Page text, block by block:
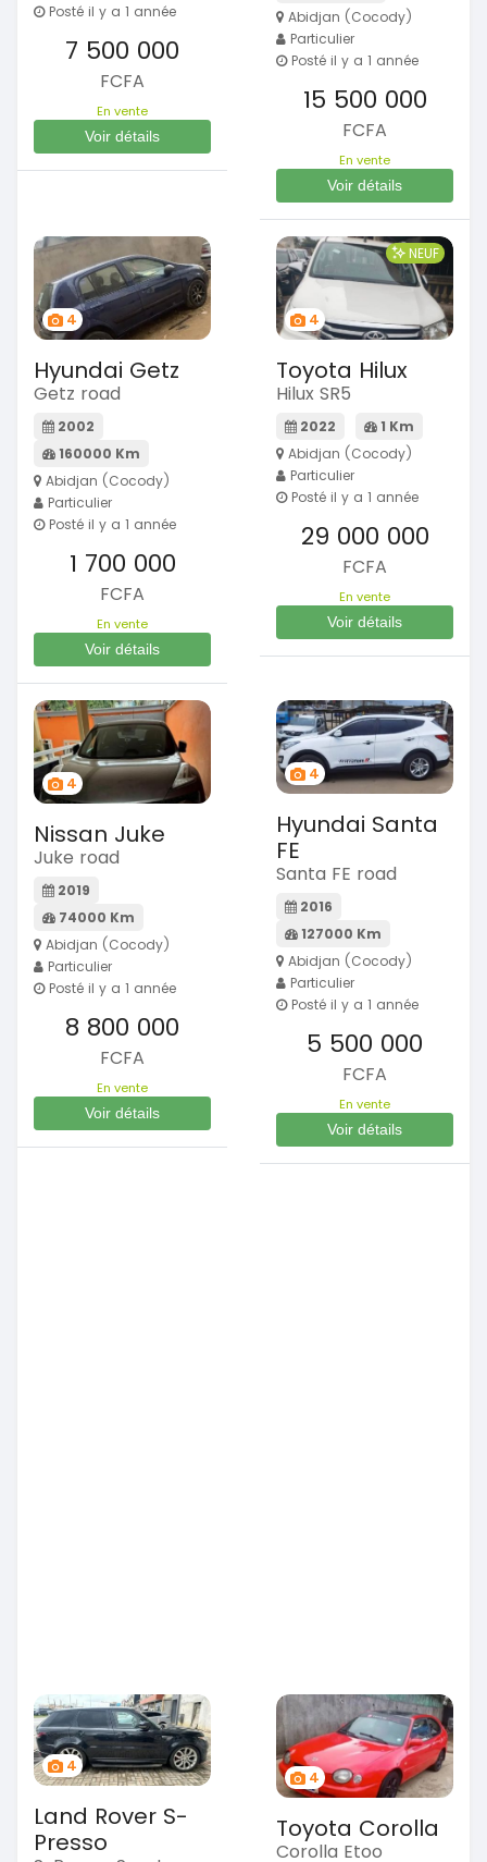
Posté il y a 1 année
7 500 000
FCFA
En vente
Voir détails
Abidjan (Cocody)
Particulier
Posté il y a 1 année
15 500 000
FCFA
En vente
Voir détails
4
Hyundai Getz
Getz road
2002
160000 Km
Abidjan (Cocody)
Particulier
Posté il y a 1 année
1 700 000
FCFA
En vente
Voir détails
4
NEUF
Toyota Hilux
Hilux SR5
2022
1 Km
Abidjan (Cocody)
Particulier
Posté il y a 1 année
29 000 000
FCFA
En vente
Voir détails
4
Nissan Juke
Juke road
2019
74000 Km
Abidjan (Cocody)
Particulier
Posté il y a 1 année
8 800 000
FCFA
En vente
Voir détails
4
Hyundai Santa
FE
Santa FE road
2016
127000 Km
Abidjan (Cocody)
Particulier
Posté il y a 1 année
5 500 000
FCFA
En vente
Voir détails
4
Land Rover S-
Presso
4
Toyota Corolla
Corolla Etoo